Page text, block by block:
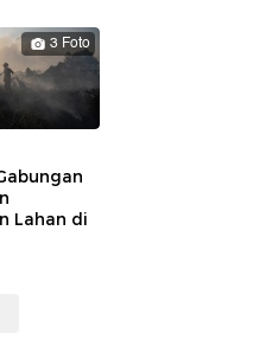
3 Foto
Lahan di